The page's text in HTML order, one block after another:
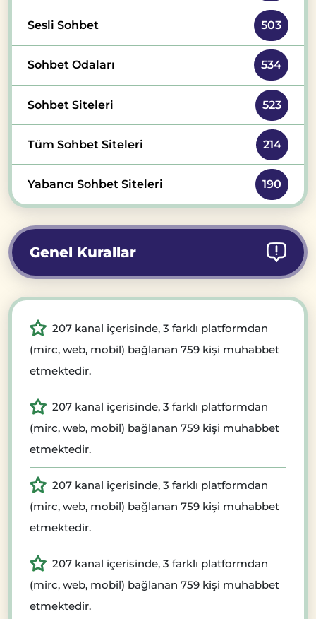
Sesli Sohbet 503
Sohbet Odaları 534
Sohbet Siteleri 523
Tüm Sohbet Siteleri 214
Yabancı Sohbet Siteleri 190
Genel Kurallar
207 kanal içerisinde, 3 farklı platformdan
(mirc, web, mobil) bağlanan 759 kişi muhabbet
etmektedir.
207 kanal içerisinde, 3 farklı platformdan
(mirc, web, mobil) bağlanan 759 kişi muhabbet
etmektedir.
207 kanal içerisinde, 3 farklı platformdan
(mirc, web, mobil) bağlanan 759 kişi muhabbet
etmektedir.
207 kanal içerisinde, 3 farklı platformdan
(mirc, web, mobil) bağlanan 759 kişi muhabbet
etmektedir.